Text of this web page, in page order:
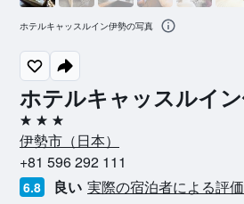
ホテルキャッスルイ
3つ星
伊勢市​（日本​）​
+81 596 292 111
6.8 良い 実際の宿泊者による評
ホテルキャッスルイン伊勢の写真